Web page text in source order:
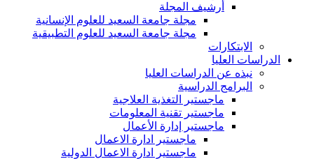
أرشيف المجلة
مجلة جامعة السعيد للعلوم الإنسانية
مجلة جامعة السعيد للعلوم التطبيقية
الابتكارات
الدراسات العليا
نبذه عن الدراسات العليا
البرامج الدراسية
ماجستير التغذية العلاجية
ماجستير تقنية المعلومات
ماجستير إدارة الأعمال
ماجستير ادارة الاعمال
ماجستير ادارة الاعمال الدولية